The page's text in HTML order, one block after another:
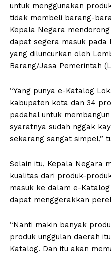
untuk menggunakan
tidak membeli barang-
Kepala Negara
dapat segera masuk
yang diluncurkan oleh
Barang/Jasa Pemerintah
“Yang punya e-Katalog
kabupaten kota dan 34
padahal untuk
syaratnya sudah nggak
sekarang sangat simpel,”
Selain itu, Kepala Negara
kualitas dari produk-
masuk ke dalam e-
dapat menggerakkan
“Nanti makin banyak
produk unggulan daerah
Katalog. Dan itu akan